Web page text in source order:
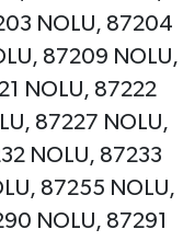
NOLU, 87204
87209 NOLU,
NOLU, 87222
87227 NOLU,
NOLU, 87233
87255 NOLU,
NOLU, 87291